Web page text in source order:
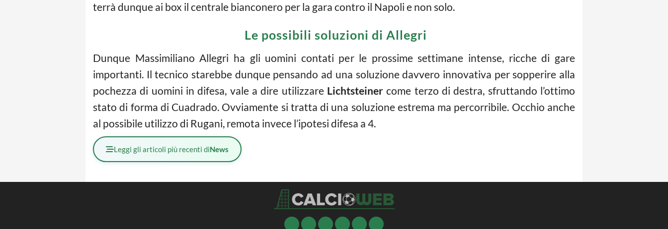
terrà dunque ai box il centrale bianconero per la gara contro il Napoli e non solo.
Le possibili soluzioni di Allegri
Dunque Massimiliano Allegri ha gli uomini contati per le prossime settimane intense, ricche di gare
importanti. Il tecnico starebbe dunque pensando ad una soluzione davvero innovativa per sopperire alla
pochezza di uomini in difesa, vale a dire utilizzare Lichtsteiner come terzo di destra, sfruttando l’ottimo
stato di forma di Cuadrado. Ovviamente si tratta di una soluzione estrema ma percorribile. Occhio anche
al possibile utilizzo di Rugani, remota invece l’ipotesi difesa a 4.
Leggi gli articoli più recenti diNews